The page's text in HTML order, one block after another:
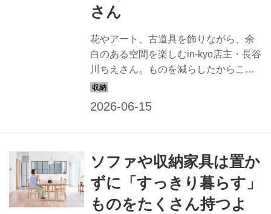
さん
花やアート、古道具を飾りながら、余
白のある空間を楽しむin-kyo店主・長谷
川ちえさん。ものを減らしたからこそ
引き立つ、静かで豊かな暮らしを教わ
ソファや収納家具は置か
ずに「すっきり暮らす」
ものをたくさん持つよ